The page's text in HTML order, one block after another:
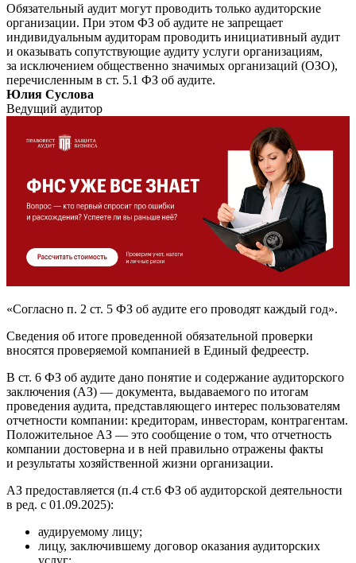
Обязательный аудит могут проводить только аудиторские
организации. При этом ФЗ об аудите не запрещает
индивидуальным аудиторам проводить инициативный аудит
и оказывать сопутствующие аудиту услуги организациям,
за исключением общественно значимых организаций (ОЗО),
перечисленным в ст. 5.1 ФЗ об аудите.
Юлия Суслова
Ведущий аудитор
«Согласно п. 2 ст. 5 ФЗ об аудите его проводят каждый год».
Сведения об итоге проведенной обязательной проверки
вносятся проверяемой компанией в Единый федреестр.
В ст. 6 ФЗ об аудите дано понятие и содержание аудиторского
заключения (АЗ) — документа, выдаваемого по итогам
проведения аудита, представляющего интерес пользователям
отчетности компании: кредиторам, инвесторам, контрагентам.
Положительное АЗ — это сообщение о том, что отчетность
компании достоверна и в ней правильно отражены факты
и результаты хозяйственной жизни организации.
АЗ предоставляется (п.4 ст.6 ФЗ об аудиторской деятельности
в ред. с 01.09.2025):
аудируемому лицу;
лицу, заключившему договор оказания аудиторских